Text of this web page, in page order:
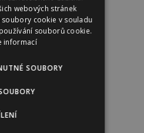
webových stránek
soubory cookie v souladu
souborů cookie.
informací
SOUBORY